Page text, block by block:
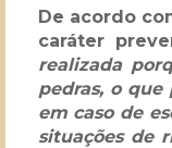
De acordo
caráter
realizada
pedras, o
em caso de
situações de